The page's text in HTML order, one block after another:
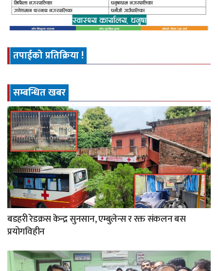
तपाईको प्रतिक्रिया !
सम्बन्धित खबर
बडहरी रेडक्रस केन्द्र सुनसान, एम्बुलेन्स र रक्त संकलन बस
प्रयोगविहीन